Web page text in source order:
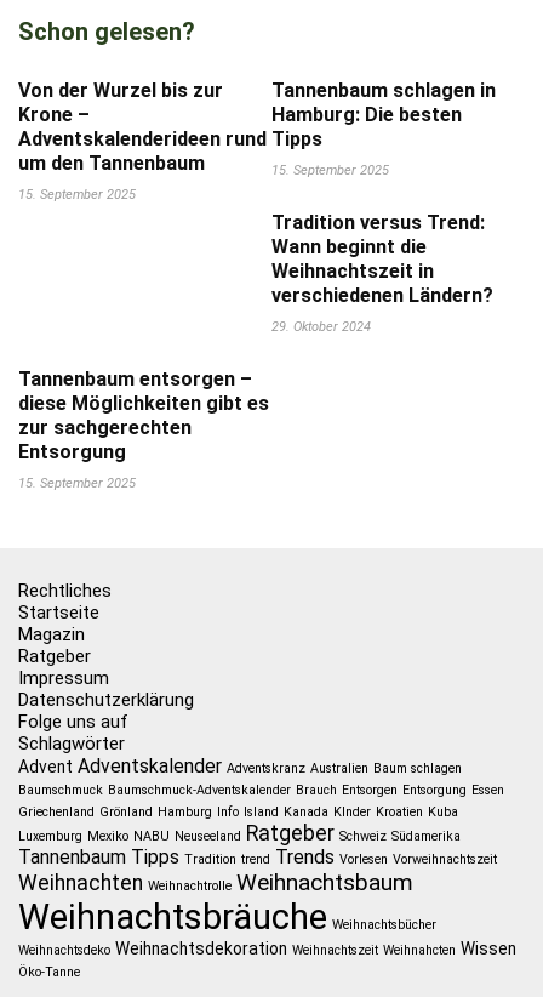
Schon gelesen?
Von der Wurzel bis zur
Krone –
Adventskalenderideen rund
um den Tannenbaum
15. September 2025
Tannenbaum schlagen in
Hamburg: Die besten
Tipps
15. September 2025
Tradition versus Trend:
Wann beginnt die
Weihnachtszeit in
verschiedenen Ländern?
29. Oktober 2024
Tannenbaum entsorgen –
diese Möglichkeiten gibt es
zur sachgerechten
Entsorgung
15. September 2025
Rechtliches
Startseite
Magazin
Ratgeber
Impressum
Datenschutzerklärung
Folge uns auf
Schlagwörter
Advent Adventskalender Adventskranz Australien Baum schlagen
Baumschmuck Baumschmuck-Adventskalender Brauch Entsorgen Entsorgung Essen
Griechenland Grönland Hamburg Info Island Kanada KInder Kroatien Kuba
Luxemburg Mexiko NABU Neuseeland Ratgeber Schweiz Südamerika
Tannenbaum Tipps Tradition trend Trends Vorlesen Vorweihnachtszeit
Weihnachten Weihnachtrolle Weihnachtsbaum
Weihnachtsbräuche Weihnachtsbücher
Weihnachtsdeko Weihnachtsdekoration Weihnachtszeit Weihnahcten Wissen
Öko-Tanne